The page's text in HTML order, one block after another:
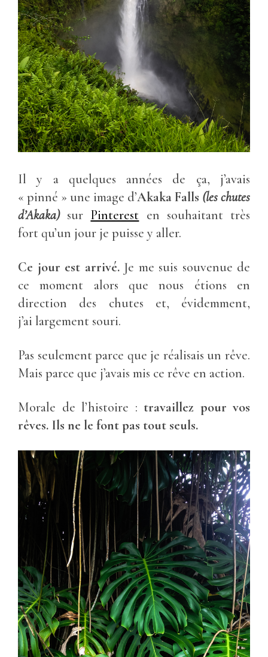
Il y a quelques années de ça, j’avais
« pinné » une image d’Akaka Falls (les chutes
d’Akaka)sur Pinterest en souhaitant très
fort qu’un jour je puisse y aller.
Ce jour est arrivé. Je me suis souvenue de
ce moment alors que nous étions en
direction des chutes et, évidemment,
j’ai largement souri.
Pas seulement parce que je réalisais un rêve.
Mais parce que j’avais mis ce rêve en action.
Morale de l’histoire : travaillez pour vos
rêves. Ils ne le font pas tout seuls.